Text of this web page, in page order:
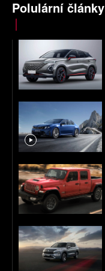
Polulární články